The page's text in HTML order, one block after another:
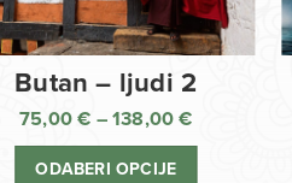
Butan – ljudi 2
75,00€ – 138,00€
ODABERI OPCIJE